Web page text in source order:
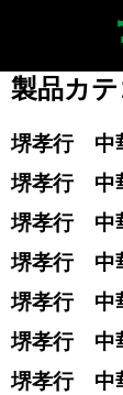
製品カ
堺孝行 中
堺孝行 中
堺孝行 中
堺孝行 中
堺孝行 中
堺孝行 中
堺孝行 中